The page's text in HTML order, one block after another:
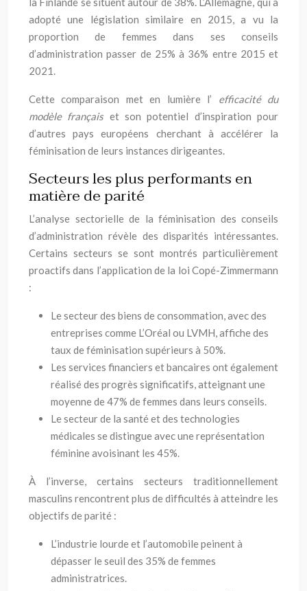
adopté une législation similaire en 2015, a vu la
proportion de femmes dans ses conseils
d’administration passer de 25% à 36% entre 2015 et
2021.
Cette comparaison met en lumière l’ efficacité du
modèle français et son potentiel d’inspiration pour
d’autres pays européens cherchant à accélérer la
féminisation de leurs instances dirigeantes.
Secteurs les plus performants en
matière de parité
L’analyse sectorielle de la féminisation des conseils
d’administration révèle des disparités intéressantes.
Certains secteurs se sont montrés particulièrement
proactifs dans l’application de la loi Copé-Zimmermann
:
Le secteur des biens de consommation, avec des
entreprises comme L’Oréal ou LVMH, affiche des
taux de féminisation supérieurs à 50%.
Les services financiers et bancaires ont également
réalisé des progrès significatifs, atteignant une
moyenne de 47% de femmes dans leurs conseils.
Le secteur de la santé et des technologies
médicales se distingue avec une représentation
féminine avoisinant les 45%.
À l’inverse, certains secteurs traditionnellement
masculins rencontrent plus de difficultés à atteindre les
objectifs de parité :
L’industrie lourde et l’automobile peinent à
dépasser le seuil des 35% de femmes
administratrices.